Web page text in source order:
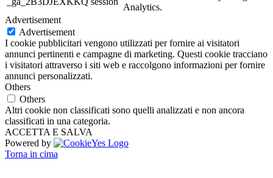
Analytics.
Advertisement
Advertisement
I cookie pubblicitari vengono utilizzati per fornire ai visitatori
annunci pertinenti e campagne di marketing. Questi cookie tracciano
i visitatori attraverso i siti web e raccolgono informazioni per fornire
annunci personalizzati.
Others
Others
Altri cookie non classificati sono quelli analizzati e non ancora
classificati in una categoria.
ACCETTA E SALVA
Powered by
Torna in cima